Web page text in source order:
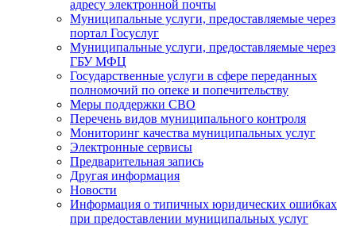
адресу электронной почты
Муниципальные услуги, предоставляемые через
портал Госуслуг
Муниципальные услуги, предоставляемые через
ГБУ МФЦ
Государственные услуги в сфере переданных
полномочий по опеке и попечительству
Меры поддержки СВО
Перечень видов муниципального контроля
Мониторинг качества муниципальных услуг
Электронные сервисы
Предварительная запись
Другая информация
Новости
Информация о типичных юридических ошибках
при предоставлении муниципальных услуг